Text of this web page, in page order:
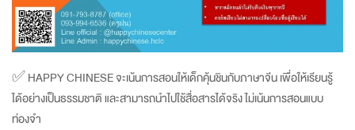
✅ HAPPY CHINESE จะเน้นการสอนให้เด็กคุ้นชินกับภาษาจีน เพื่อให้เรียนรู้
ได้อย่างเป็นธรรมชาติ และสามารถนำไปใช้สื่อสารได้จริง ไม่เน้นการสอนแบบ
ท่องจำ